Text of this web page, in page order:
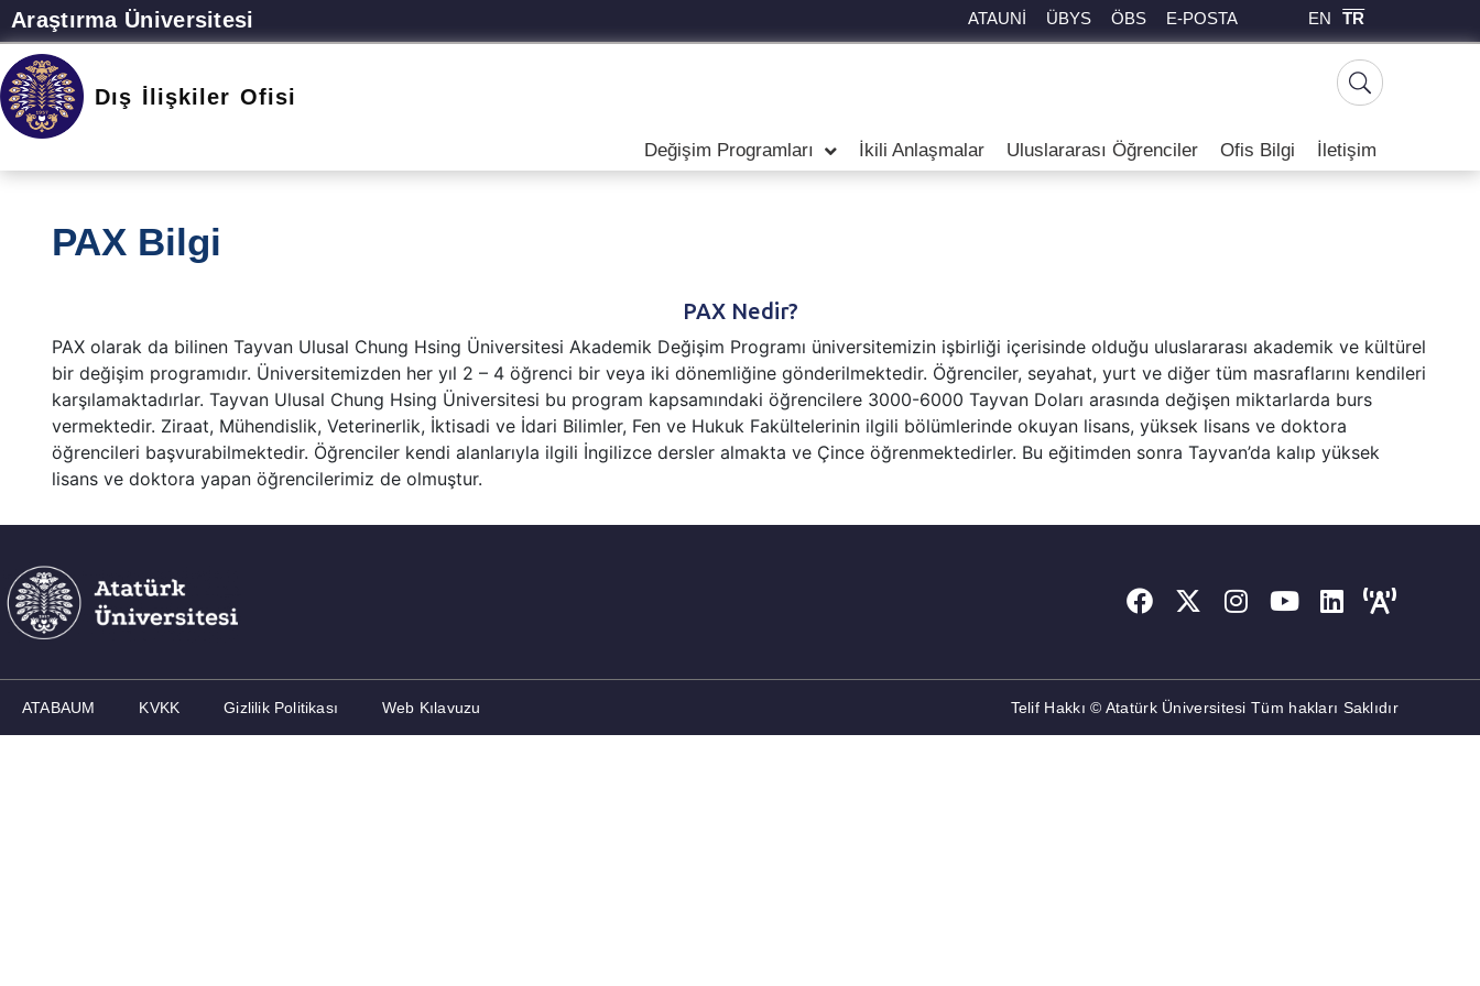
Araştırma Üniversitesi ATAUNİ ÜBYS ÖBS E-POSTA EN TR
Dış İlişkiler Ofisi
Değişim Programları İkili Anlaşmalar Uluslararası Öğrenciler Ofis Bilgi İletişim
PAX Bilgi
PAX Nedir?
PAX olarak da bilinen Tayvan Ulusal Chung Hsing Üniversitesi Akademik Değişim Programı üniversitemizin işbirliği içerisinde olduğu uluslararası akademik ve kültürel
bir değişim programıdır. Üniversitemizden her yıl 2 – 4 öğrenci bir veya iki dönemliğine gönderilmektedir. Öğrenciler, seyahat, yurt ve diğer tüm masraflarını kendileri
karşılamaktadırlar. Tayvan Ulusal Chung Hsing Üniversitesi bu program kapsamındaki öğrencilere 3000-6000 Tayvan Doları arasında değişen miktarlarda burs
vermektedir. Ziraat, Mühendislik, Veterinerlik, İktisadi ve İdari Bilimler, Fen ve Hukuk Fakültelerinin ilgili bölümlerinde okuyan lisans, yüksek lisans ve doktora
öğrencileri başvurabilmektedir. Öğrenciler kendi alanlarıyla ilgili İngilizce dersler almakta ve Çince öğrenmektedirler. Bu eğitimden sonra Tayvan’da kalıp yüksek
lisans ve doktora yapan öğrencilerimiz de olmuştur.
ATABAUM KVKK Gizlilik Politikası Web Kılavuzu Telif Hakkı © Atatürk Üniversitesi Tüm hakları Saklıdır